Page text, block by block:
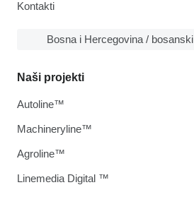
Kontakti
Bosna i Hercegovina / bosanski
Naši projekti
Autoline™
Machineryline™
Agroline™
Linemedia Digital ™